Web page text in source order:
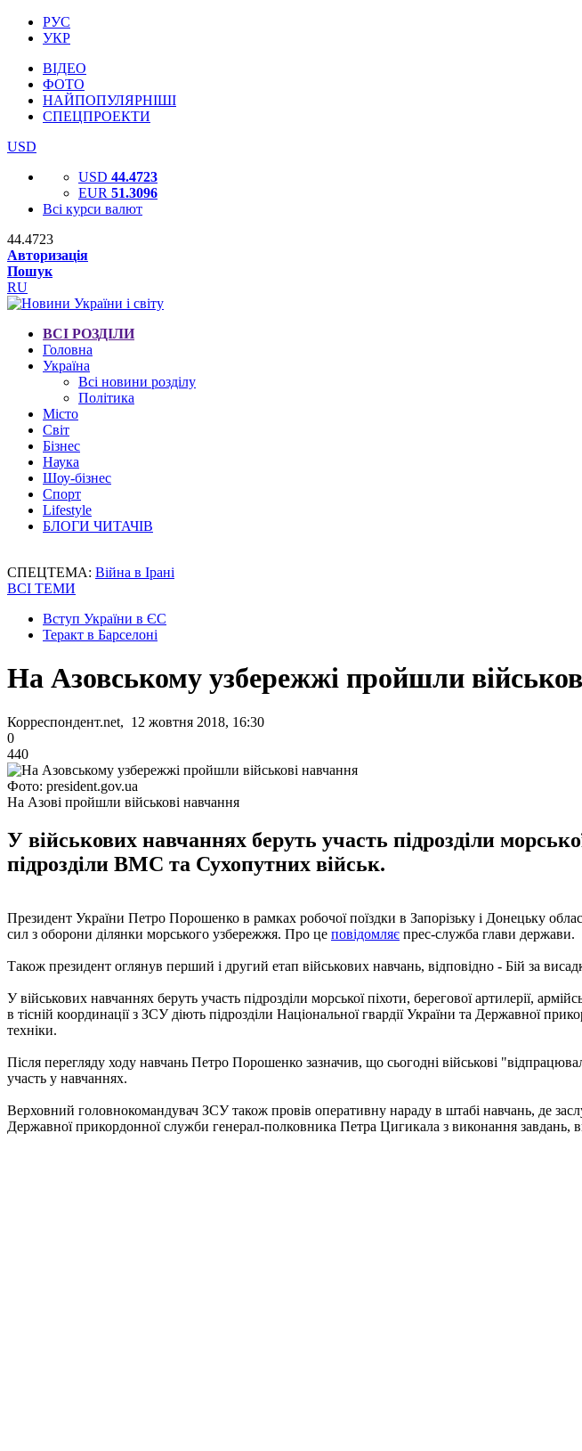
РУС
УКР
ВІДЕО
ФОТО
НАЙПОПУЛЯРНІШІ
СПЕЦПРОЕКТИ
USD
USD 44.4723
EUR 51.3096
Всі курси валют
44.4723
Авторизація
Пошук
RU
ВСІ РОЗДІЛИ
Головна
Україна
Всі новини розділу
Політика
Місто
Світ
Бізнес
Наука
Шоу-бізнес
Спорт
Lifestyle
БЛОГИ ЧИТАЧІВ
СПЕЦТЕМА: Війна в Ірані
ВСІ ТЕМИ
Вступ України в ЄС
Теракт в Барселоні
На Азовському узбережжі пройшли
Корреспондент.net, 12 жовтня 2018, 16:30
0
440
Фото: president.gov.ua
На Азові пройшли військові навчання
У військових навчаннях беруть участь підрозділи
підрозділи ВМС та Сухопутних військ.
Президент України Петро Порошенко в рамках робочої поїздки в Запорізьку і Донецьку
сил з оборони ділянки морського узбережжя. Про це повідомляє прес-служба глави держави.
Також президент оглянув перший і другий етап військових навчань, відповідно - Бій за
У військових навчаннях беруть участь підрозділи морської піхоти, берегової артилерії,
в тісній координації з ЗСУ діють підрозділи Національної гвардії України та Державної
техніки.
Після перегляду ходу навчань Петро Порошенко зазначив, що сьогодні військові
участь у навчаннях.
Верховний головнокомандувач ЗСУ також провів оперативну нараду в штабі навчань, де
Державної прикордонної служби генерал-полковника Петра Цигикала з виконання